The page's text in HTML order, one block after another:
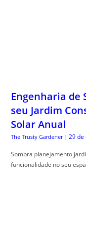
Engenharia de
seu Jardim
Solar Anual
The Trusty Gardener | 29 de
Sombra planejamento
funcionalidade no seu